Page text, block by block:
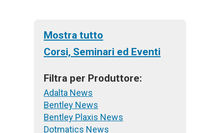
Mostra tutto
Corsi, Seminari ed Eventi
Filtra per Produttore:
Adalta News
Bentley News
Bentley Plaxis News
Dotmatics News